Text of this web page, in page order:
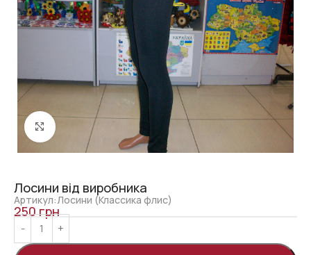
Click to enlarge
Лосини від виробника
Артикул:Лосини (Классика флис)
250грн